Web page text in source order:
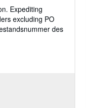
Expediting
excluding PO
des